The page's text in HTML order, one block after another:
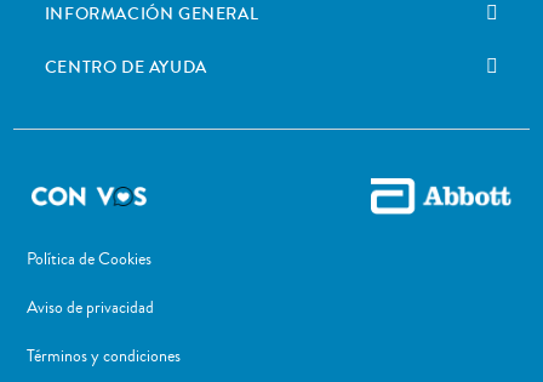
INFORMACIÓN GENERAL
CENTRO DE AYUDA
Política de Cookies
Aviso de privacidad
Términos y condiciones